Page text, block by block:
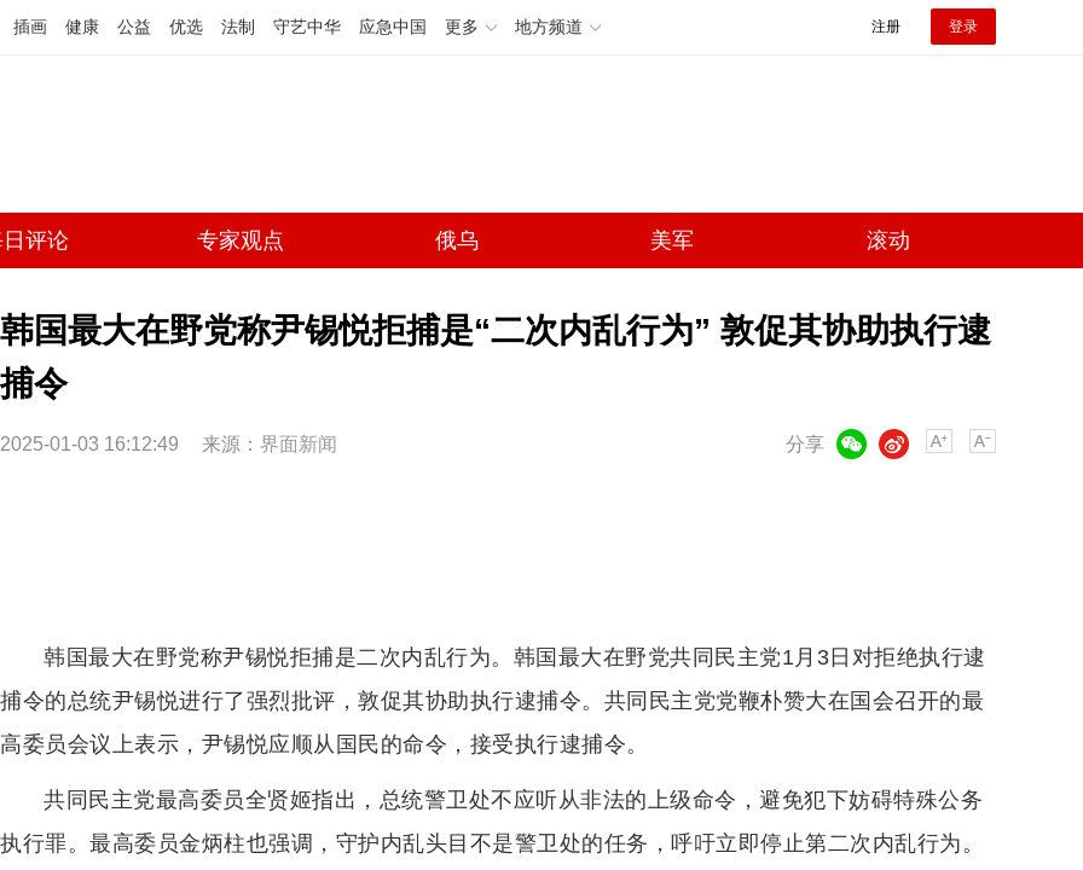
插画 健康 公益 优选 法制 守艺中华 应急中国 更多 地方频道 注册 登录
评论 专家观点 俄乌 美军 滚动
韩国最大在野党称尹锡悦拒捕是“二次内乱行为” 敦促其协助执行逮
捕令
2025-01-03 16:12:49 来源： 界面新闻 分享
微博
韩国最大在野党称尹锡悦拒捕是二次内乱行为。韩国最大在野党共同民主党1月3日对拒绝执行逮
捕令的总统尹锡悦进行了强烈批评，敦促其协助执行逮捕令。共同民主党党鞭朴赞大在国会召开的最
高委员会议上表示，尹锡悦应顺从国民的命令，接受执行逮捕令。
共同民主党最高委员全贤姬指出，总统警卫处不应听从非法的上级命令，避免犯下妨碍特殊公务
执行罪。最高委员金炳柱也强调，守护内乱头目不是警卫处的任务，呼吁立即停止第二次内乱行为。